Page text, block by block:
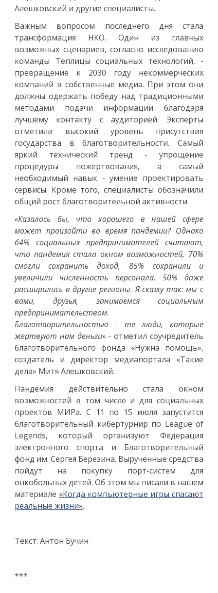
Алешковский и другие специалисты.
Важным вопросом последнего дня стала
трансформация НКО. Один из главных
возможных сценариев, согласно исследованию
команды Теплицы социальных технологий, -
превращение к 2030 году некоммерческих
компаний в собственные медиа. При этом они
должны одержать победу над традиционными
методами подачи информации благодаря
лучшему контакту с аудиторией. Эксперты
отметили высокий уровень присутствия
государства в благотворительности. Самый
яркий технический тренд - упрощение
процедуры пожертвования, а самый
необходимый навык - умение проектировать
сервисы. Кроме того, специалисты обозначили
общий рост благотворительной активности.
«Казалось бы, что хорошего в нашей сфере
может произойти во время пандемии? Однако
64% социальных предпринимателей считают,
что пандемия стала окном возможностей, 70%
смогли сохранить доход, 85% сохранили и
увеличили численность персонала. 50% даже
расширились в другие регионы. Я скажу так: мы с
вами, друзья, занимаемся социальным
предпринимательством.
Благотворительностью - те люди, которые
жертвуют нам деньги»- отметил соучредитель
благотворительного фонда «Нужна помощь»,
создатель и директор медиапортала «Такие
дела» Митя Алешковский.
Пандемия действительно стала окном
возможностей в том числе и для социальных
проектов МИРа. С 11 по 15 июля запустится
благотворительный кибертурнир по League of
Legends, который организуют Федерация
электронного спорта и Благотворительный
фонд им. Сергея Березина. Вырученные средства
пойдут на покупку порт-систем для
онкобольных детей. Об этом мы писали в нашем
материале «Когда компьютерные игры спасают
реальные жизни».
Текст: Антон Бучин
***